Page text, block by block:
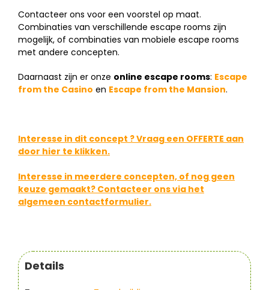
Contacteer ons voor een voorstel op maat.
Combinaties van verschillende escape rooms zijn
mogelijk, of combinaties van mobiele escape rooms
met andere concepten.
Daarnaast zijn er onze online escape rooms: Escape
from the Casino en Escape from the Mansion.
Interesse in dit concept ? Vraag een OFFERTE aan
door hier te klikken.
Interesse in meerdere concepten, of nog geen
keuze gemaakt? Contacteer ons via het
algemeen contactformulier.
Details